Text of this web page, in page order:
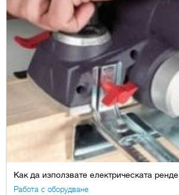
Как да използвате електрическата ренде
Работа с оборудване